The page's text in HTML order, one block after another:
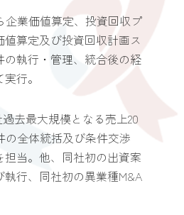
企業価値算定、投資回収プ
値算定及び投資回収計画ス
の執行・管理、統合後の経
行。
去最大規模となる売上20
の全体統括及び条件交渉
当。他、同社初の出資案
行、同社初の異業種M&A